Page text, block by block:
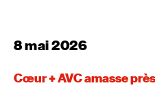
8 mai 2026
Cœur + AVC amasse